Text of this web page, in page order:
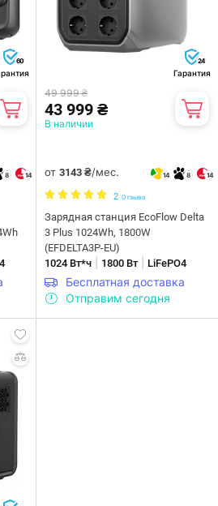
60
8 14
24
Гарантия
49 999 ₴
43 999 ₴
В наличии
от 3143 ₴/мес. 14 8 14
2 Отзыва
Зарядная станция EcoFlow Delta
3 Plus 1024Wh, 1800W
(EFDELTA3P-EU)
1024 Вт*ч
1800 Вт| LiFePO4
Бесплатная доставка
Отправим сегодня